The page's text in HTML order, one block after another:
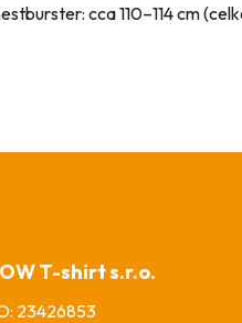
cca 110–114 cm
T-shirt s.r.o.
23426853